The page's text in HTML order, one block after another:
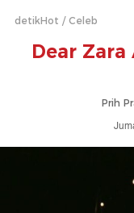
detikHot Celeb
Dear Zara
Prih